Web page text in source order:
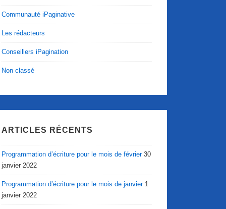
Communauté iPaginative
Les rédacteurs
Conseillers iPagination
Non classé
ARTICLES RÉCENTS
Programmation d’écriture pour le mois de février 30
janvier 2022
Programmation d’écriture pour le mois de janvier 1
janvier 2022